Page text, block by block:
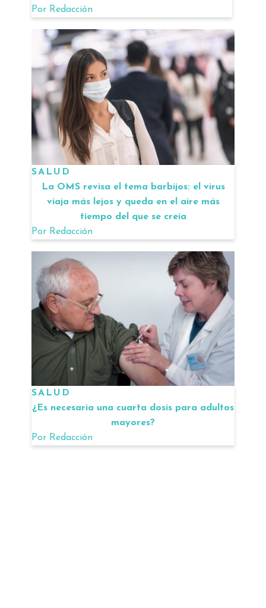
Por Redacción
SALUD
La OMS revisa el tema barbijos: el virus
viaja más lejos y queda en el aire más
tiempo del que se creía
Por Redacción
SALUD
¿Es necesaria una cuarta dosis para adultos
mayores?
Por Redacción